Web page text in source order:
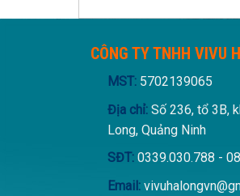
CÔNG TY TNHH VIVU
MST: 5702139065
Địa chỉ:Số 236, tổ 3B,
Long, Quảng Ninh
SĐT:0339.030.788 -
Email: